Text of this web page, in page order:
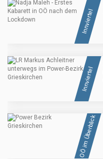
Innviertel
Innviertel
OÖ im Überblick